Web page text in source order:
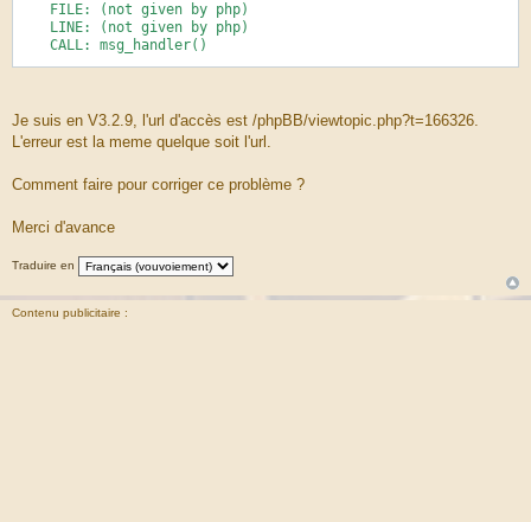
FILE: (not given by php)
LINE: (not given by php)
CALL: msg_handler()
CALL: trigger_error()
FILE: [ROOT]/phpbb/db/driver/driver.php
CALL: phpbb\db\driver\driver->sql_error()
FILE: [ROOT]/phpbb/db/driver/factory.php
CALL: phpbb\db\driver\driver->sql_in_set()
FILE: [ROOT]/phpbb/auth/auth.php
LINE: 609
Je suis en V3.2.9, l'url d'accès est /phpBB/viewtopic.php?t=166326.
L'erreur est la meme quelque soit l'url.
Comment faire pour corriger ce problème ?
Merci d'avance
Traduire en
Contenu publicitaire :